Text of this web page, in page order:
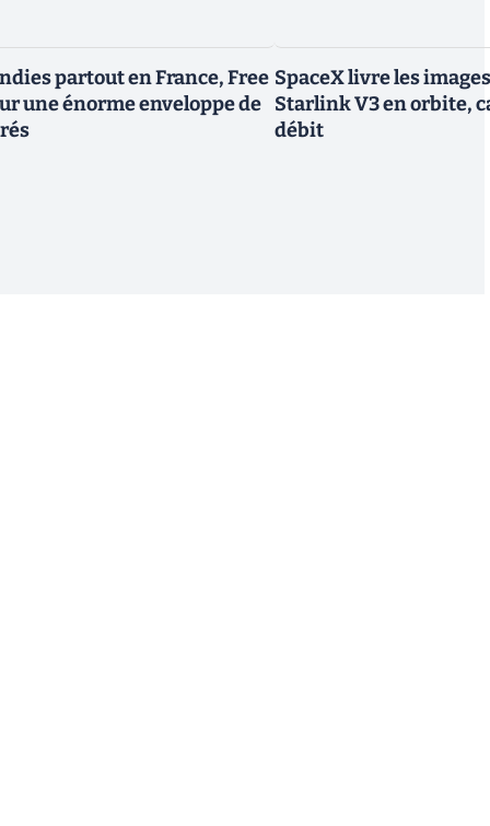
partout en France, Free
une énorme enveloppe de
SpaceX livre les
Starlink V3 en orbite,
débit